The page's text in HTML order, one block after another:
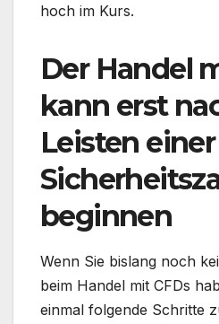
hoch im Kurs.
Der Handel
kann erst
Leisten einer
beginnen
Wenn Sie bislang noch
beim Handel mit CFDs
einmal folgende Schritte